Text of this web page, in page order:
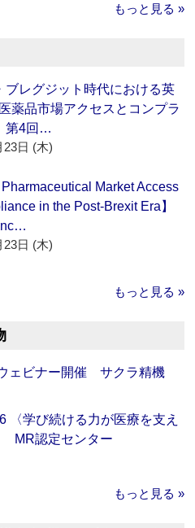
もっと見る »
ブレグジット時代における英
薬品市場アクセスとコンプラ
第4回…
23日 (木)
Pharmaceutical Market Access
in the Post-Brexit Era】
23日 (木)
もっと見る »
ェビナー開催 サクラ精機
〈学び続ける力が医療を支え
MR認定センター
もっと見る »